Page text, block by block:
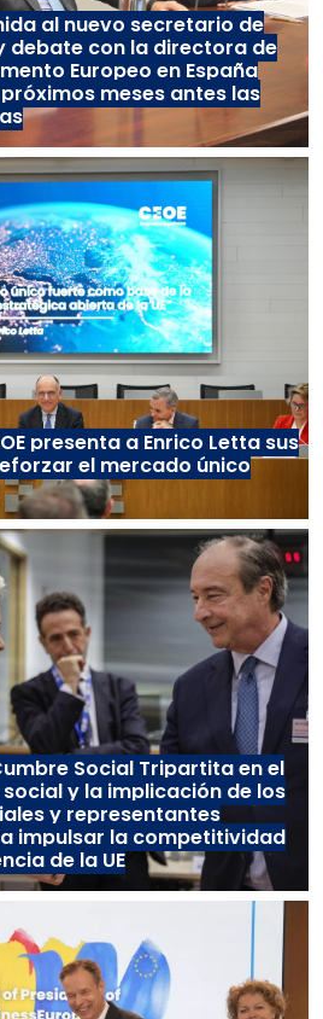
al nuevo secretario de
debate con la directora de
Europeo en España
meses antes las
presenta a Enrico Letta sus
el mercado único
Social Tripartita en el
y la implicación de los
y representantes
impulsar la competitividad
de la UE